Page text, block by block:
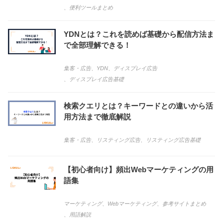
便利ツールまとめ
YDNとは？これを読めば基礎から配信方法ま
で全部理解できる！
集客・広告、 YDN
ディスプレイ広告
ディスプレイ広告基礎
検索クエリとは？キーワードとの違いから活
用方法まで徹底解説
集客・広告、 リスティング広告、 リスティング広告基礎
【初心者向け】頻出Webマーケティングの用
語集
マーケティング、 Webマーケティング、 参考サイトまとめ
用語解説